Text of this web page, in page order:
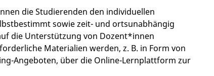
die Studierenden den individuellen
sowie zeit- und ortsunabhängig
die Unterstützung von Dozent*innen
Materialien werden, z. B. in Form von
Angeboten, über die Online-Lernplattform zur